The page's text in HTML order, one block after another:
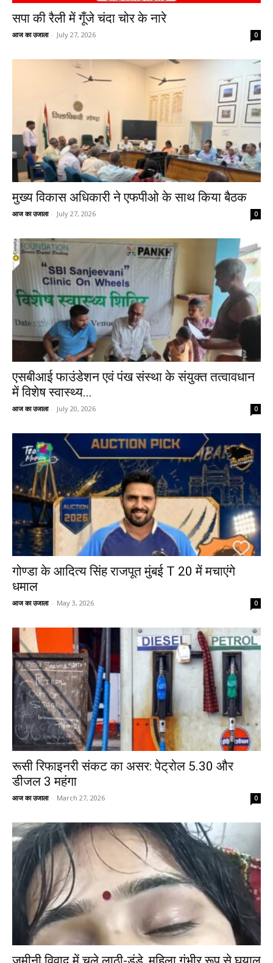
सपा की रैली में गूँजे चंदा चोर के नारे
आज का उजाला - July 27, 2026 0
मुख्य विकास अधिकारी ने एफपीओ के साथ किया बैठक
आज का उजाला - July 27, 2026 0
एसबीआई फाउंडेशन एवं पंख संस्था के संयुक्त तत्वावधान
में विशेष स्वास्थ्य...
आज का उजाला - July 20, 2026 0
गोण्डा के आदित्य सिंह राजपूत मुंबई T 20 में मचाएंगे
धमाल
आज का उजाला - May 3, 2026 0
रूसी रिफाइनरी संकट का असर: पेट्रोल ₹5.30 और
डीजल ₹3 महंगा
आज का उजाला - March 27, 2026 0